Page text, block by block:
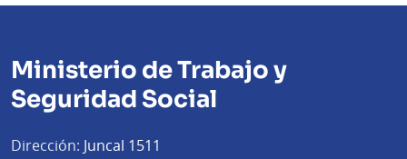
Ministerio de Trabajo y
Seguridad Social
Dirección: Juncal 1511